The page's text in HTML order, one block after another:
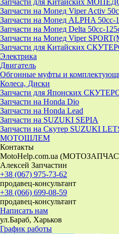
Запчасти для Китайских
Запчасти на Мопед Viper Activ
Запчасти на Мопед ALPHA 50cc-
Запчасти на Мопед Delta 50cc-
Запчасти на Мопед Viper
Запчасти для Китайских
Электрика
Двигатель
Обгонные муфты и
Колеса, Диски
Запчасти для Японских
Запчасти на Honda Dio
Запчасти на Honda Lead
Запчасти на SUZUKI SEPIA
Запчасти на Скутер SUZUKI
МОТОШЛЕМ
Контакты
MotoHelp.com.ua
Алексей Запчастин
+38 (067) 975-73-62
продавец-консультант
+38 (066) 699-08-59
продавец-консультант
Написать нам
ул.Бараб, Харьков
График работы